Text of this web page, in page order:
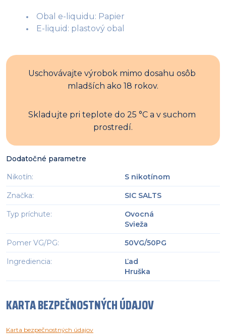
Obal e-liquidu: Papier
E-liquid: plastový obal
Uschovávajte výrobok mimo dosahu osôb
mladších ako 18 rokov.
Skladujte pri teplote do 25 °C a v suchom
prostredí.
Dodatočné parametre
Nikotín: S nikotínom
Značka: SIC SALTS
Typ príchute:
Ovocná
Svieža
Pomer VG/PG: 50VG/50PG
Ingrediencia:
Ľad
Hruška
KARTA BEZPEČNOSTNÝCH ÚDAJOV
Karta bezpečnostných údajov